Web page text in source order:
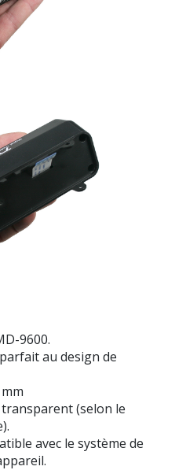
9600.
au design de
(selon le
avec le système de